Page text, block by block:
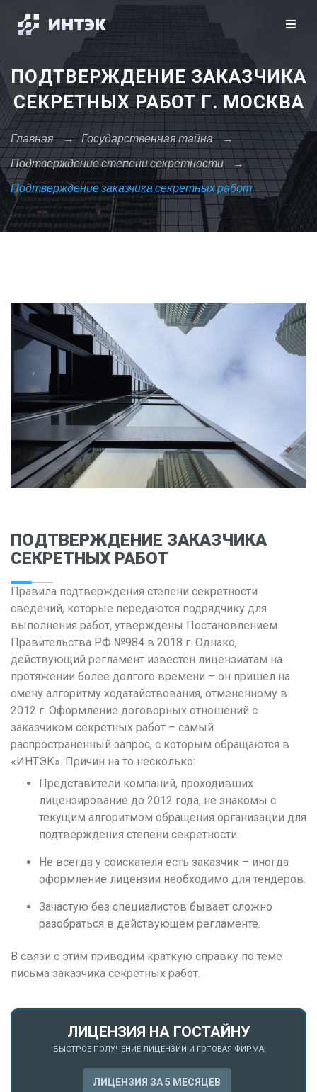
ПОДТВЕРЖДЕНИЕ ЗАКАЗЧИКА
СЕКРЕТНЫХ РАБОТ Г. МОСКВА
Главная → Государственная тайна
→
Подтверждение степени секретности →
Подтверждение заказчика секретных работ
ПОДТВЕРЖДЕНИЕ ЗАКАЗЧИКА
СЕКРЕТНЫХ РАБОТ
Правила подтверждения степени секретности
сведений, которые передаются подрядчику для
выполнения работ, утверждены Постановлением
Правительства РФ №984 в 2018 г. Однако,
действующий регламент известен лицензиатам на
протяжении более долгого времени – он пришел на
смену алгоритму ходатайствования, отмененному в
2012 г. Оформление договорных отношений с
заказчиком секретных работ – самый
распространенный запрос, с которым обращаются в
«ИНТЭК». Причин на то несколько:
Представители компаний, проходивших
лицензирование до 2012 года, не знакомы с
текущим алгоритмом обращения организации для
подтверждения степени секретности.
Не всегда у соискателя есть заказчик – иногда
оформление лицензии необходимо для тендеров.
Зачастую без специалистов бывает сложно
разобраться в действующем регламенте.
В связи с этим приводим краткую справку по теме
письма заказчика секретных работ.
ЛИЦЕНЗИЯ НА ГОСТАЙНУ
БЫСТРОЕ ПОЛУЧЕНИЕ ЛИЦЕНЗИИ И ГОТОВАЯ ФИРМА
ЛИЦЕНЗИЯ ЗА 5 МЕСЯЦЕВ
Сбросить
Закрыть X
Москва
Санкт-Петербург
А
Архангельск
Астрахань
Б
Барнаул
Белгород
Брянск
Владикавказ
Владимир
Волгоград
Воронеж
Е
Екатеринбург
И
Иваново
Иркутск
К
Казань
Калининград
Калуга
Кемерово
Киров
Краснодар
Красноярск
Курган
Курск
Л
Липецк
М
Магнитогорск
Махачкала
Мурманск
Н
Набережные Челны
Нижний Тагил
Новокузнецк
Новосибирск